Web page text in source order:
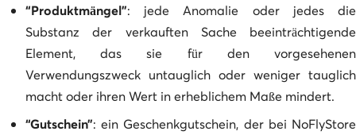
“Produktmängel”: jede Anomalie oder jedes die
Substanz der verkauften Sache beeinträchtigende
Element, das sie für den vorgesehenen
Verwendungszweck untauglich oder weniger tauglich
macht oder ihren Wert in erheblichem Maße mindert.
“Gutschein”: ein Geschenkgutschein, der bei NoFlyStore